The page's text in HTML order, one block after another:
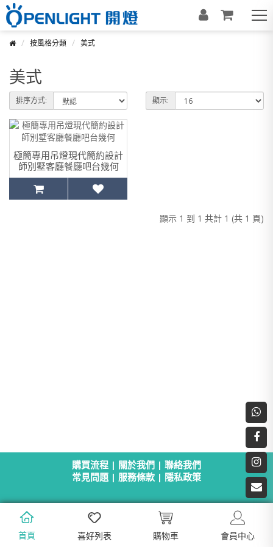
首頁 喜好列表 購物車 會員中心
按風格分類 美式
美式
排序方式: 顯示:
極簡專用吊燈現代簡約設計
師別墅客廳餐廳吧台幾何
顯示 1 到 1 共計 1 (共 1 頁)
購買流程 | 關於我們 | 聯絡我們
常見問題 | 服務條款 | 隱私政策